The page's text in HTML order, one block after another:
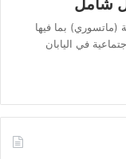
(ماتسوري) بما فيها
في اليابان